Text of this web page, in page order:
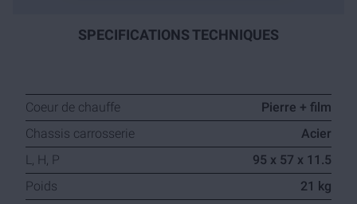
SPECIFICATIONS TECHNIQUES
Coeur de chauffe
Pierre + film
Chassis carrosserie
Acier
L, H, P
95 x 57 x 11.5
Poids
21 kg